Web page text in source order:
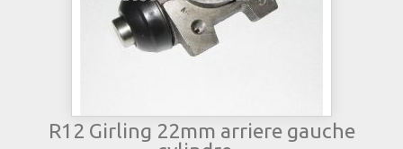
R12 Girling 22mm arriere gauche